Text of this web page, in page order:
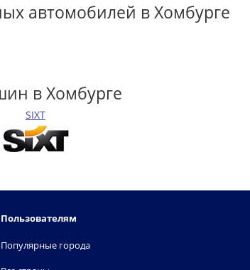
автомобилей в Хомбурге
в Хомбурге
SIXT
Пользователям
Популярные города